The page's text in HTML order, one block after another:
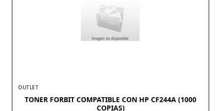
OUTLET
TONER FORBIT COMPATIBLE CON HP CF244A (1000
COPIAS)